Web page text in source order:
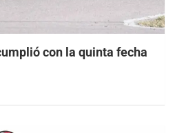
con la quinta fecha